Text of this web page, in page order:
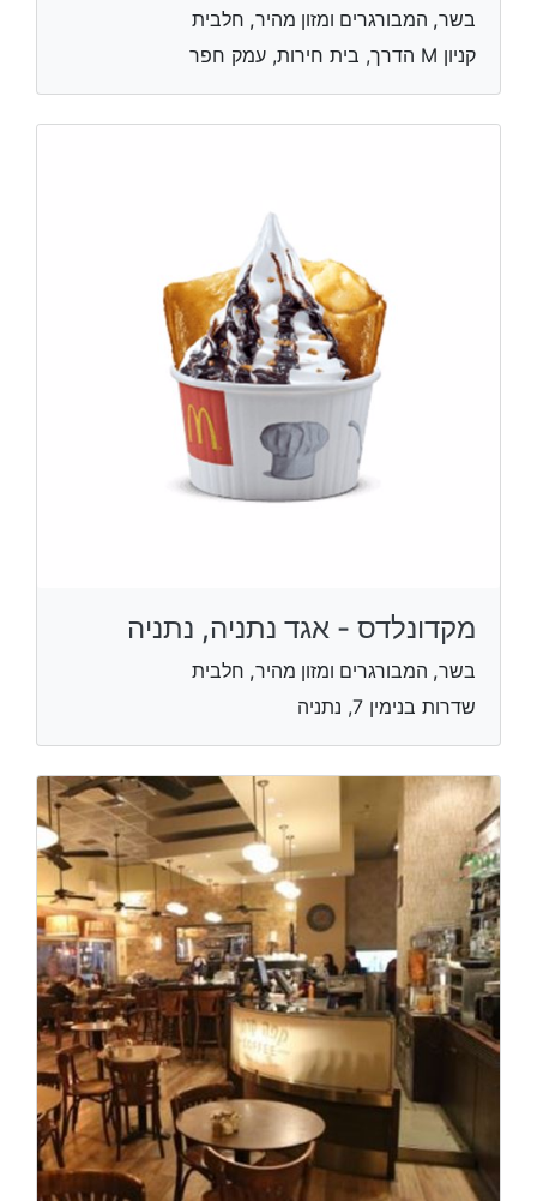
בשר, המבורגרים ומזון מהיר, חלבית
קניון M הדרך, בית חירות, עמק חפר
מקדונלדס - אגד נתניה, נתניה
בשר, המבורגרים ומזון מהיר, חלבית
שדרות בנימין 7, נתניה